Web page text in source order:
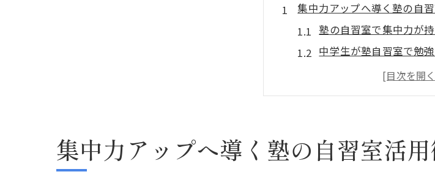
集中力アップへ導く塾の自
塾の自習室で集中力が
中学生が塾自習室で勉
塾の自習室を使った学
塾自習室の静かな環境
中学生が塾自習室で学力を伸
塾自習室で実践するおす
集中力アップへ導く塾の自習室活